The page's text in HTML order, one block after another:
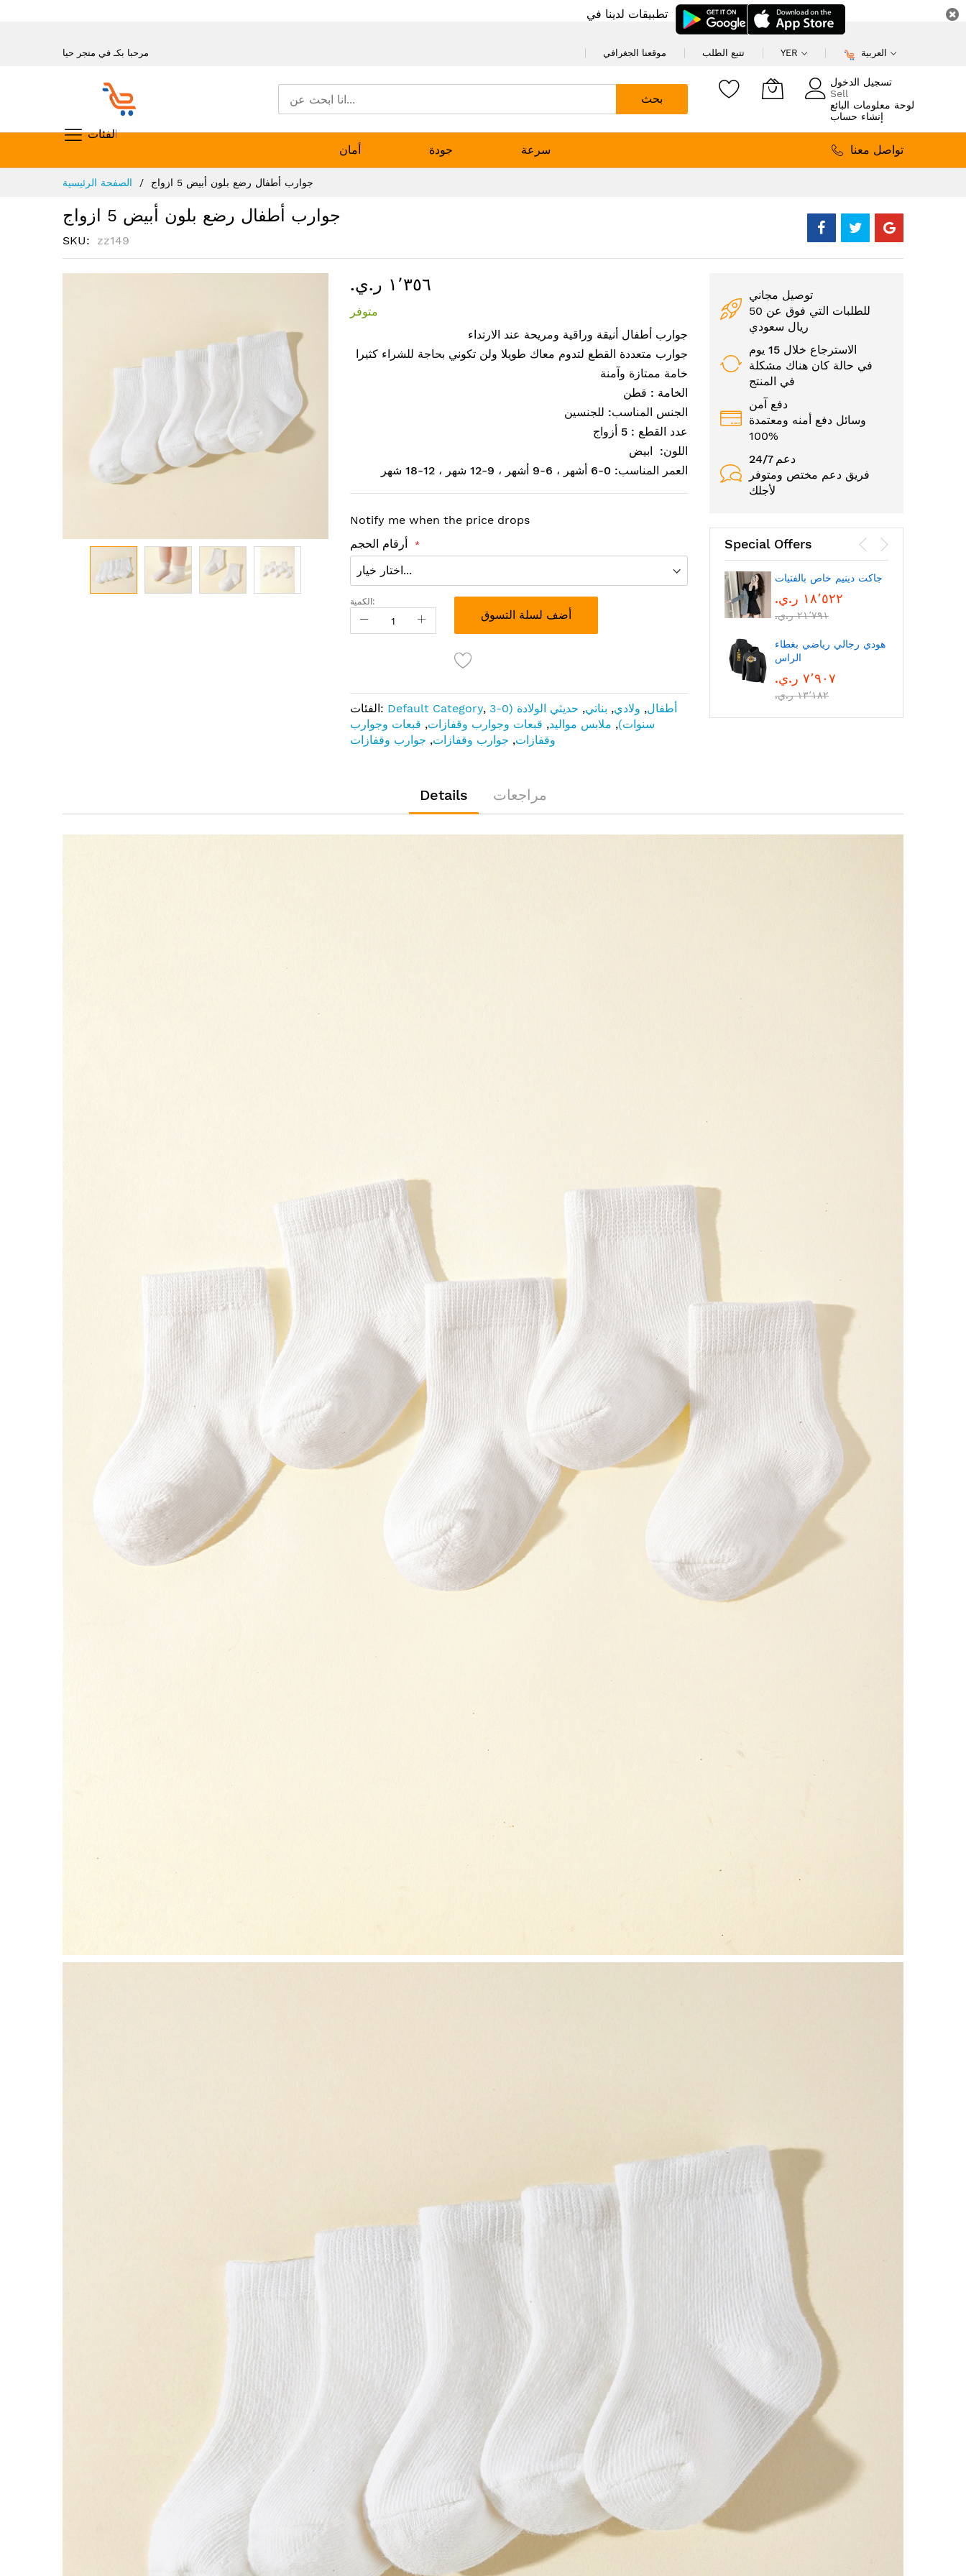
تطبيقات لدينا في
مرحبا بكـ في متجر حيا موقعنا الجغرافي تتبع الطلب YER العربية
تسوق حسب الفئات
بحث
تسجيل الدخول
Sell
لوحة معلومات البائع
إنشاء حساب
أمان جودة سرعة
تواصل معنا
الصفحة الرئيسية جوارب أطفال رضع بلون أبيض 5 ازواج
جوارب أطفال رضع بلون أبيض 5 ازواج
SKU zz149
١٬٣٥٦ ر.ي.‏
متوفر
جوارب أطفال أنيقة وراقية ومريحة عند الارتداء
جوارب متعددة القطع لتدوم معاك طويلا ولن تكوني بحاجة للشراء كثيرا
خامة ممتازة وآمنة
الخامة : قطن
الجنس المناسب: للجنسين
عدد القطع : 5 أزواج
اللون: ابيض
العمر المناسب: 0-6 أشهر ، 6-9 أشهر ، 9-12 شهر ، 12-18 شهر
Notify me when the price drops
أرقام الحجم
الكمية:
أضف لسلة التسوق
الفئات: Default Category, أطفال, ولادي, بناتي,
حديثي الولادة (0-3
سنوات), ملابس مواليد, قبعات وجوارب وقفازات, قبعات وجوارب
وقفازات, جوارب وقفازات, جوارب وقفازات
توصيل مجاني
للطلبات التي فوق عن 50
ريال سعودي
الاسترجاع خلال 15 يوم
في حالة كان هناك مشكلة
في المنتج
دفع آمن
وسائل دفع أمنه ومعتمدة
100%
24/7 دعم
فريق دعم مختص ومتوفر
لأجلك
Special Offers
جاكت دينيم خاص بالفتيات
١٨٬٥٢٢ ر.ي.‏
٢١٬٧٩١ ر.ي.‏
هودي رجالي رياضي بغطاء
الراس
٧٬٩٠٧ ر.ي.‏
١٣٬١٨٢ ر.ي.‏
Details مراجعات